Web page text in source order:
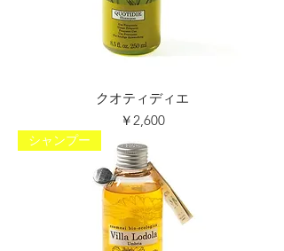
クオティディエ
価格
￥2,600
シャンプー